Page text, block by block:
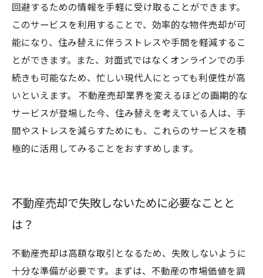
回避するための情報を手軽に受け取ることができます。
このサービスを利用することで、効率的な物件売却が可
能になり、住み替えに伴うストレスや手間を軽減するこ
とができます。また、対面式ではなくオンラインでの手
続きも可能なため、忙しい現代人にとっても利便性が高
いといえます。 不動産売却業界を変えるほどの画期的な
サービスが登場した今、住み替えを考えている人は、手
間やストレスを減らすためにも、これらのサービスを積
極的に活用してみることをおすすめします。
不動産売却で失敗しないために必要なことと
は？
不動産売却は高額な取引となるため、失敗しないように
十分な準備が必要です。まずは、不動産の市場価値を調